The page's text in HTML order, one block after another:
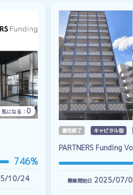
気になる： 0
746%
10/24
運用終了 キャピタル型
PARTNERS Funding
募集開始日 2025/07/